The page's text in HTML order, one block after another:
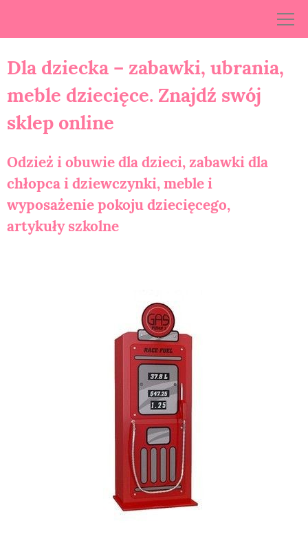
Dla dziecka – zabawki, ubrania,
meble dziecięce. Znajdź swój
sklep online
Odzież i obuwie dla dzieci, zabawki dla
chłopca i dziewczynki, meble i
wyposażenie pokoju dziecięcego,
artykuły szkolne